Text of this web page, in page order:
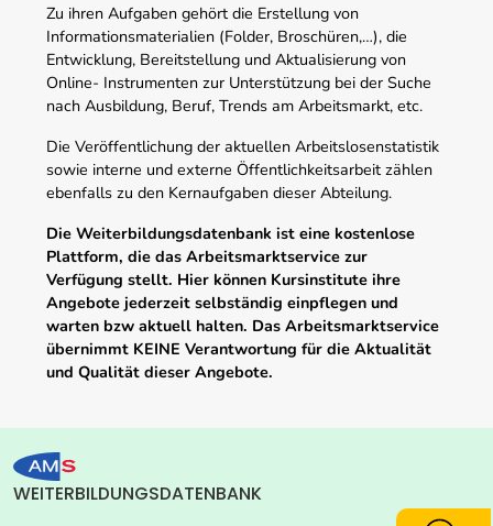
Zu ihren Aufgaben gehört die Erstellung von
Informationsmaterialien (Folder, Broschüren,…), die
Entwicklung, Bereitstellung und Aktualisierung von
Online- Instrumenten zur Unterstützung bei der Suche
nach Ausbildung, Beruf, Trends am Arbeitsmarkt, etc.
Die Veröffentlichung der aktuellen Arbeitslosenstatistik
sowie interne und externe Öffentlichkeitsarbeit zählen
ebenfalls zu den Kernaufgaben dieser Abteilung.
Die Weiterbildungsdatenbank ist eine kostenlose
Plattform, die das Arbeitsmarktservice zur
Verfügung stellt. Hier können Kursinstitute ihre
Angebote jederzeit selbständig einpflegen und
warten bzw aktuell halten. Das Arbeitsmarktservice
übernimmt KEINE Verantwortung für die Aktualität
und Qualität dieser Angebote.
WEITERBILDUNGSDATENBANK